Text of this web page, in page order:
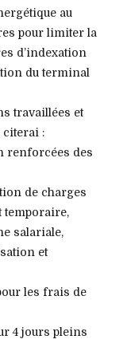
au
pour limiter la
d’indexation
du terminal
travaillées et
citerai :
renforcées des
de charges
temporaire,
salariale,
et
les frais de
4 jours pleins